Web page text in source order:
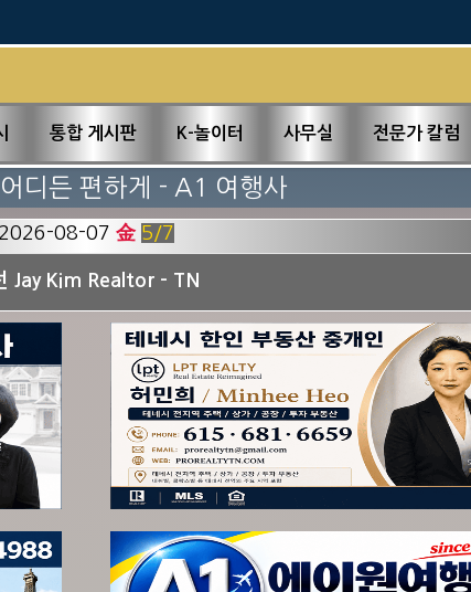
통합 게시판 K-놀이터 사무실 전문가 칼럼
↓↓↓ 필必독 新업소록
디든 편하게 - A1 여행사
08-07 金 5/7
Jay Kim Realtor - TN